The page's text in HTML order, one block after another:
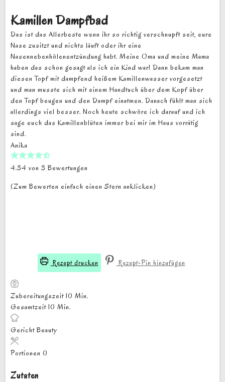
Kamillen Dampfbad
Das ist das Allerbeste wenn ihr so richtig verschnupft seit, eure
Nase zusitzt und nichts läuft oder ihr eine
Nasennebenhölenentzündung habt. Meine Oma und meine Mama
haben das schon gesagt als ich ein Kind war! Dann bekam man
diesen Topf mit dampfend heißem Kamillenwasser vorgesetzt
und man musste sich mit einem Handtuch über dem Kopf über
den Topf beugen und den Dampf einatmen. Danach fühlt man sich
allerdings viel besser. Noch heute schwöre ich darauf und ich
sage euch das Kamillenblüten immer bei mir im Haus vorrätig
sind.
Anika
4.34 von 3 Bewertungen
(Zum Bewerten einfach einen Stern anklicken)
Rezept drucken Rezept-Pin hinzufügen
Zubereitungszeit 10 Minuten
Min.
Gesamtzeit 10 Minuten
Min.
Gericht Beauty
Portionen 0
Zutaten